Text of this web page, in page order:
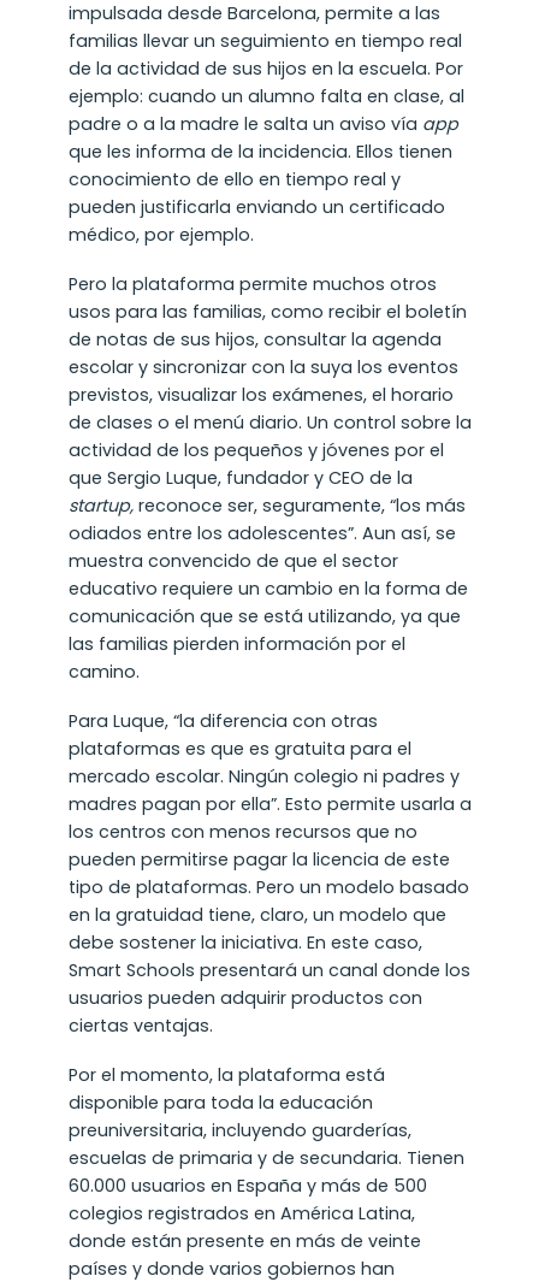
impulsada desde Barcelona, permite a las
familias llevar un seguimiento en tiempo real
de la actividad de sus hijos en la escuela. Por
ejemplo: cuando un alumno falta en clase, al
padre o a la madre le salta un aviso vía app
que les informa de la incidencia. Ellos tienen
conocimiento de ello en tiempo real y
pueden justificarla enviando un certificado
médico, por ejemplo.
Pero la plataforma permite muchos otros
usos para las familias, como recibir el boletín
de notas de sus hijos, consultar la agenda
escolar y sincronizar con la suya los eventos
previstos, visualizar los exámenes, el horario
de clases o el menú diario. Un control sobre la
actividad de los pequeños y jóvenes por el
que Sergio Luque, fundador y CEO de la
startup, reconoce ser, seguramente, “los más
odiados entre los adolescentes”. Aun así, se
muestra convencido de que el sector
educativo requiere un cambio en la forma de
comunicación que se está utilizando, ya que
las familias pierden información por el
camino.
Para Luque, “la diferencia con otras
plataformas es que es gratuita para el
mercado escolar. Ningún colegio ni padres y
madres pagan por ella”. Esto permite usarla a
los centros con menos recursos que no
pueden permitirse pagar la licencia de este
tipo de plataformas. Pero un modelo basado
en la gratuidad tiene, claro, un modelo que
debe sostener la iniciativa. En este caso,
Smart Schools presentará un canal donde los
usuarios pueden adquirir productos con
ciertas ventajas.
Por el momento, la plataforma está
disponible para toda la educación
preuniversitaria, incluyendo guarderías,
escuelas de primaria y de secundaria. Tienen
60.000 usuarios en España y más de 500
colegios registrados en América Latina,
donde están presente en más de veinte
países y donde varios gobiernos han